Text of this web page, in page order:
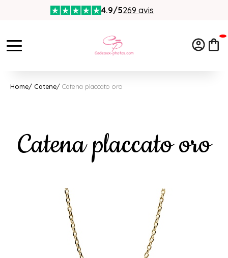
4.9/5269 avis
Home Catene Catena placcato oro
Catena placcato oro